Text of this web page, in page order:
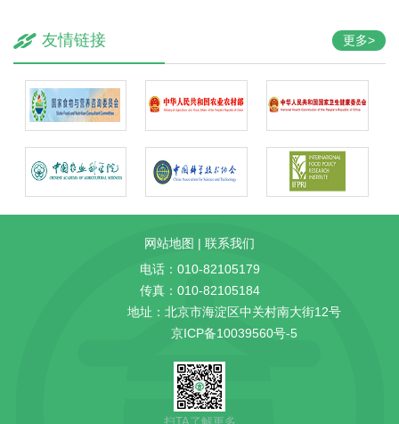
更多>
友情链接
网站地图 | 联系我们
电话：010-82105179
传真：010-82105184
地址：北京市海淀区中关村南大街12号
京ICP备10039560号-5